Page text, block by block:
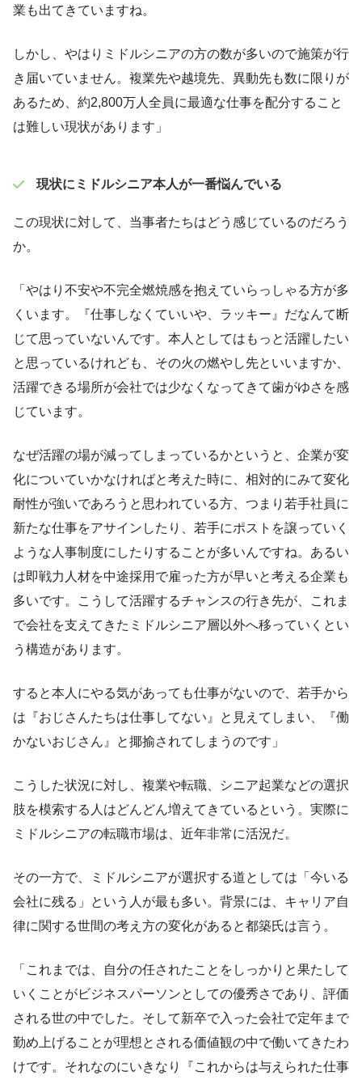
業も出てきていますね。
しかし、やはりミドルシニアの方の数が多いので施策が行
き届いていません。複業先や越境先、異動先も数に限りが
あるため、約2,800万人全員に最適な仕事を配分すること
は難しい現状があります」
現状にミドルシニア本人が一番悩んでいる
この現状に対して、当事者たちはどう感じているのだろう
か。
「やはり不安や不完全燃焼感を抱えていらっしゃる方が多
くいます。『仕事しなくていいや、ラッキー』だなんて断
じて思っていないんです。本人としてはもっと活躍したい
と思っているけれども、その火の燃やし先といいますか、
活躍できる場所が会社では少なくなってきて歯がゆさを感
じています。
なぜ活躍の場が減ってしまっているかというと、企業が変
化についていかなければと考えた時に、相対的にみて変化
耐性が強いであろうと思われている方、つまり若手社員に
新たな仕事をアサインしたり、若手にポストを譲っていく
ような人事制度にしたりすることが多いんですね。あるい
は即戦力人材を中途採用で雇った方が早いと考える企業も
多いです。こうして活躍するチャンスの行き先が、これま
で会社を支えてきたミドルシニア層以外へ移っていくとい
う構造があります。
すると本人にやる気があっても仕事がないので、若手から
は『おじさんたちは仕事してない』と見えてしまい、『働
かないおじさん』と揶揄されてしまうのです」
こうした状況に対し、複業や転職、シニア起業などの選択
肢を模索する人はどんどん増えてきているという。実際に
ミドルシニアの転職市場は、近年非常に活況だ。
その一方で、ミドルシニアが選択する道としては「今いる
会社に残る」という人が最も多い。背景には、キャリア自
律に関する世間の考え方の変化があると都築氏は言う。
「これまでは、自分の任されたことをしっかりと果たして
いくことがビジネスパーソンとしての優秀さであり、評価
される世の中でした。そして新卒で入った会社で定年まで
勤め上げることが理想とされる価値観の中で働いてきたわ
けです。それなのにいきなり『これからは与えられた仕事